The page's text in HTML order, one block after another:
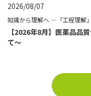
2026/08/07
知識から理解へ ―「工程理解
【2026年8月】医薬品品
て～